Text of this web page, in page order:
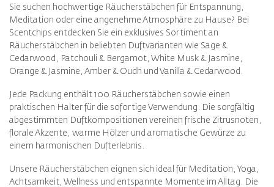
Sie suchen hochwertige Räucherstäbchen für Entspannung,
Meditation oder eine angenehme Atmosphäre zu Hause? Bei
Scentchips entdecken Sie ein exklusives Sortiment an
Räucherstäbchen in beliebten Duftvarianten wie Sage &
Cedarwood, Patchouli & Bergamot, White Musk & Jasmine,
Orange & Jasmine, Amber & Oudh und Vanilla & Cedarwood.
Jede Packung enthält 100 Räucherstäbchen sowie einen
praktischen Halter für die sofortige Verwendung. Die sorgfältig
abgestimmten Duftkompositionen vereinen frische Zitrusnoten,
florale Akzente, warme Hölzer und aromatische Gewürze zu
einem harmonischen Dufterlebnis.
Unsere Räucherstäbchen eignen sich ideal für Meditation, Yoga,
Achtsamkeit, Wellness und entspannte Momente im Alltag. Die